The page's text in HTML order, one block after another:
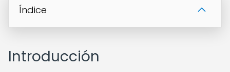
Índice
Introducción